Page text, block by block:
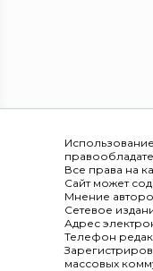
Все права на
Сайт может
Мнение
Сетевое
Адрес
Телефон
массовых